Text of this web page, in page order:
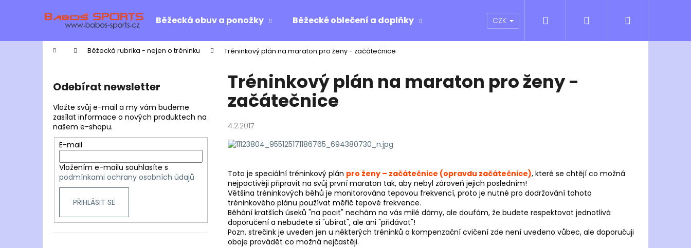
Běžecká obuv a ponožky Běžecké oblečení a doplňky Ostatní sporty Outlet Obchodní podmínky
CZK Přihlášení
Domů Běžecká rubrika - nejen o tréninku Tréninkový plán na maraton pro ženy - začátečnice
Odebírat newsletter
Vložte svůj e-mail a my vám budeme
zasílat informace o nových produktech na
našem e-shopu.
E-mail
Vložením e-mailu souhlasíte s
podmínkami ochrany osobních údajů
PŘIHLÁSIT SE
Tréninkový plán na maraton pro ženy -
začátečnice
4.2.2017
Toto je speciální tréninkový plán pro ženy – začátečnice (opravdu začátečnice), které se chtějí co možná
nejpoctivěji připravit na svůj první maraton tak, aby nebyl zároveň jejich posledním!
Většina tréninkových běhů je monitorována tepovou frekvencí, proto je nutné pro dodržování tohoto
tréninkového plánu používat měřič tepové frekvence.
Běhání kratších úseků "na pocit" nechám na vás milé dámy, ale doufám, že budete respektovat jednotlivá
doporučení a nebudete si "ubírat", ale ani "přidávat"!
Pozn. strečink je uveden jen u některých tréninků a kompenzační cvičení zde není uvedeno vůbec, ale doporučuji
oboje provádět co možná nejčastěji.
í
do
do
Co potřebujete najít?
Doporučujeme
BĚŽECKÁ BUNDA RONHILL EVERYDAY BĚŽECKÉ RUKAVICE RONHILL CLASSIC
GLOVE
BĚŽECKÁ OBUV JOMA R.6000 2502